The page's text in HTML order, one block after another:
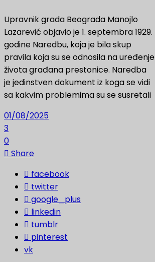
Upravnik grada Beograda Manojlo
Lazarević objavio je 1. septembra 1929.
godine Naredbu, koja je bila skup
pravila koja su se odnosila na uređenje
života građana prestonice. Naredba
je jedinstven dokument iz koga se vidi
sa kakvim problemima su se susretali
01/08/2025
3
0
Share
facebook
twitter
google_plus
linkedin
tumblr
pinterest
vk